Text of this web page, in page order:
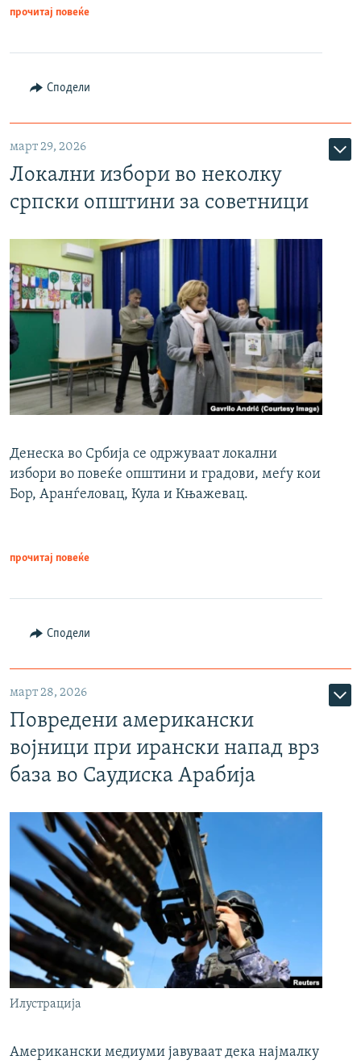
прочитај повеќе
Сподели
март 29, 2026
Локални избори во неколку
српски општини за советници
Денеска во Србија се одржуваат локални
избори во повеќе општини и градови, меѓу кои
Бор, Аранѓеловац, Кула и Књажевац.
прочитај повеќе
Сподели
март 28, 2026
Повредени американски
војници при ирански напад врз
база во Саудиска Арабија
Илустрација
Американски медиуми јавуваат дека најмалку